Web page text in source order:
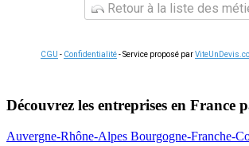
Retour à la liste des
CGU - Confidentialité- Service proposé par
Découvrez les entreprises en France
Auvergne-Rhône-Alpes Bourgogne-Franche-